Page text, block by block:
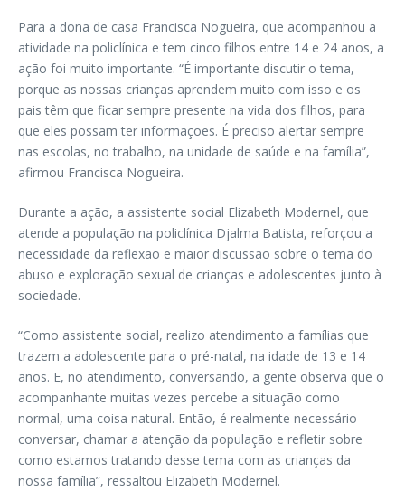
Para a dona de casa Francisca Nogueira, que acompanhou a
atividade na policlínica e tem cinco filhos entre 14 e 24 anos, a
ação foi muito importante. “É importante discutir o tema,
porque as nossas crianças aprendem muito com isso e os
pais têm que ficar sempre presente na vida dos filhos, para
que eles possam ter informações. É preciso alertar sempre
nas escolas, no trabalho, na unidade de saúde e na família”,
afirmou Francisca Nogueira.
Durante a ação, a assistente social Elizabeth Modernel, que
atende a população na policlínica Djalma Batista, reforçou a
necessidade da reflexão e maior discussão sobre o tema do
abuso e exploração sexual de crianças e adolescentes junto à
sociedade.
“Como assistente social, realizo atendimento a famílias que
trazem a adolescente para o pré-natal, na idade de 13 e 14
anos. E, no atendimento, conversando, a gente observa que o
acompanhante muitas vezes percebe a situação como
normal, uma coisa natural. Então, é realmente necessário
conversar, chamar a atenção da população e refletir sobre
como estamos tratando desse tema com as crianças da
nossa família”, ressaltou Elizabeth Modernel.